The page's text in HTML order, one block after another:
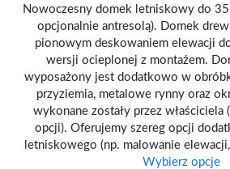
Nowoczesny domek letniskowy do
opcjonalnie antresolą). Domek
pionowym deskowaniem elewacji
wersji ocieplonej z montażem.
wyposażony jest dodatkowo w
przyziemia, metalowe rynny oraz
wykonane zostały przez
opcji). Oferujemy szereg opcji
letniskowego (np. malowanie
Wybierz opcje